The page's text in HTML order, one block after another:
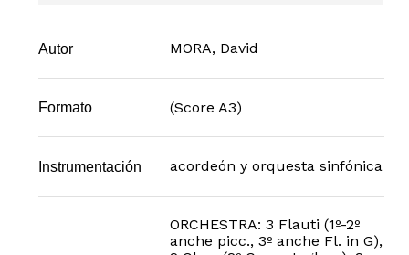
Autor MORA, David
Formato (Score A3)
Instrumentación acordeón y orquesta sinfónica
ORCHESTRA: 3 Flauti (1º-2º
anche picc., 3º anche Fl. in G),